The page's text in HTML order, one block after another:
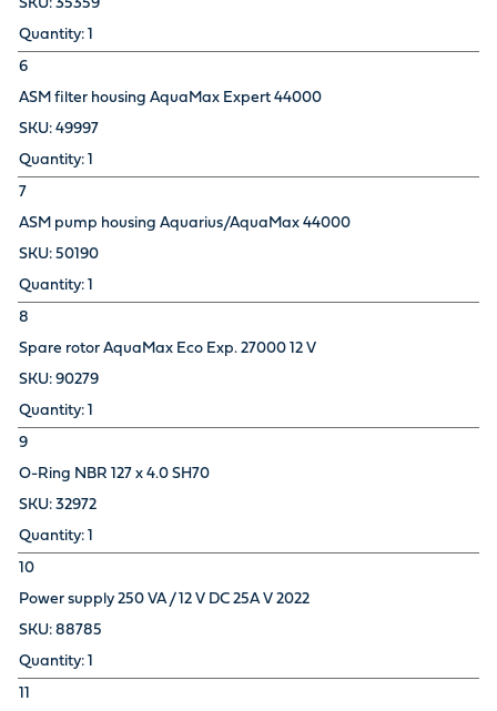
35359
1
6
ASM filter housing AquaMax Expert 44000
49997
1
7
ASM pump housing Aquarius/AquaMax 44000
50190
1
8
Spare rotor AquaMax Eco Exp. 27000 12 V
90279
1
9
O-Ring NBR 127 x 4.0 SH70
32972
1
10
Power supply 250 VA / 12 V DC 25A V 2022
88785
1
11